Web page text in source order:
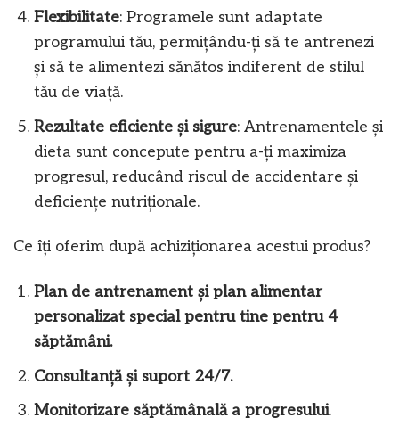
Flexibilitate: Programele sunt adaptate
programului tău, permițându-ți să te antrenezi
și să te alimentezi sănătos indiferent de stilul
tău de viață.
Rezultate eficiente și sigure: Antrenamentele și
dieta sunt concepute pentru a-ți maximiza
progresul, reducând riscul de accidentare și
deficiențe nutriționale.
Ce îți oferim după achiziționarea acestui produs?
Plan de antrenament și plan alimentar
personalizat special pentru tine pentru 4
săptămâni.
Consultanță și suport 24/7.
Monitorizare săptămânală a progresului.